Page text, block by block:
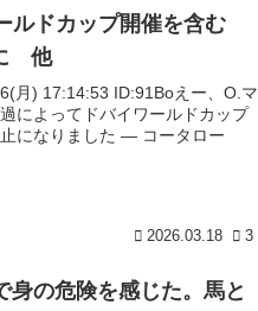
ルドカップ開催を含む
他
月) 17:14:53 ID:91Boえー、O.マ
によってドバイワールドカップ
になりました — コータロー
2026.03.18 3
身の危険を感じた。馬と